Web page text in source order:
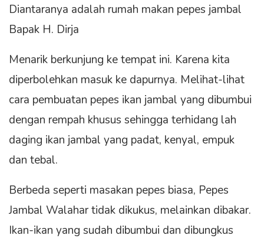
Diantaranya adalah rumah makan pepes jambal
Bapak H. Dirja
Menarik berkunjung ke tempat ini. Karena kita
diperbolehkan masuk ke dapurnya. Melihat-lihat
cara pembuatan pepes ikan jambal yang dibumbui
dengan rempah khusus sehingga terhidang lah
daging ikan jambal yang padat, kenyal, empuk
dan tebal.
Berbeda seperti masakan pepes biasa, Pepes
Jambal Walahar tidak dikukus, melainkan dibakar.
Ikan-ikan yang sudah dibumbui dan dibungkus